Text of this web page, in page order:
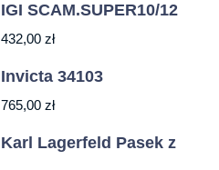
IGI SCAM.SUPER10/12
432,00 zł
Invicta 34103
765,00 zł
Karl Lagerfeld Pasek z